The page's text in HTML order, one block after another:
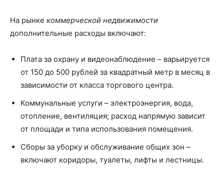
На рынке коммерческой недвижимости
дополнительные расходы включают:
Плата за охрану и видеонаблюдение – варьируется
от 150 до 500 рублей за квадратный метр в месяц в
зависимости от класса торгового центра.
Коммунальные услуги – электроэнергия, вода,
отопление, вентиляция; расход напрямую зависит
от площади и типа использования помещения.
Сборы за уборку и обслуживание общих зон –
включают коридоры, туалеты, лифты и лестницы.